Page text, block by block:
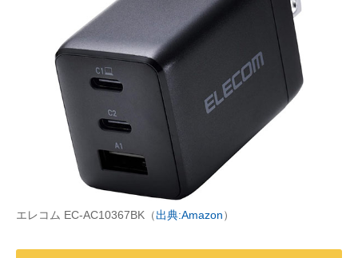
エレコム EC-AC10367BK（出典:Amazon）